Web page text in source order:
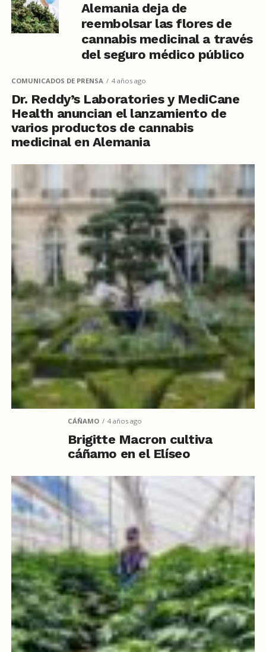
Alemania deja de
reembolsar las flores de
cannabis medicinal a través
del seguro médico público
COMUNICADOS DE PRENSA 4 años ago
Dr. Reddy’s Laboratories y MediCane
Health anuncian el lanzamiento de
varios productos de cannabis
medicinal en Alemania
CÁÑAMO 4 años ago
Brigitte Macron cultiva
cáñamo en el Elíseo